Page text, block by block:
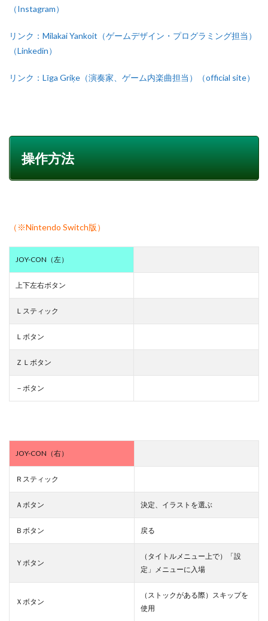
（Instagram）
リンク：Milakai Yankoit（ゲームデザイン・プログラミング担当）
（Linkedin）
リンク：Līga Griķe（演奏家、ゲーム内楽曲担当）（official site）
操作方法
（※Nintendo Switch版）
JOY-CON（左）
上下左右ボタン
Ｌスティック
Ｌボタン
ＺＬボタン
－ボタン
JOY-CON（右）
Ｒスティック
Ａボタン 決定、イラストを選ぶ
Ｂボタン 戻る
Ｙボタン
（タイトルメニュー上で）「設
定」メニューに入場
Ｘボタン
（ストックがある際）スキップを
使用